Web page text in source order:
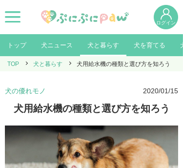
ログイン
トップ 犬ニュース 犬と暮らす 犬を育てる
TOP 犬と暮らす 犬用給水機の種類と選び方を知ろう
犬の優れモノ 2020/01/15
犬用給水機の種類と選び方を知ろう